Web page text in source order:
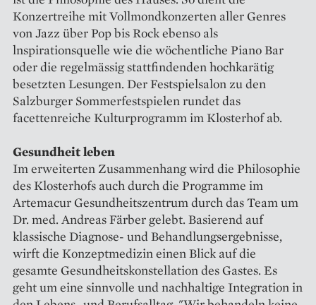
Konzertreihe mit Vollmondkonzerten aller Genres
von Jazz über Pop bis Rock ebenso als
lnspirationsquelle wie die wöchentliche Piano Bar
oder die regelmässig stattfindenden hochkarätig
besetzten Lesungen. Der Festspielsalon zu den
Salzburger Sommerfestspielen rundet das
facettenreiche Kulturprogramm im Klosterhof ab.
Gesundheit leben
Im erweiterten Zusammenhang wird die Philosophie
des Klosterhofs auch durch die Programme im
Artemacur Gesundheitszentrum durch das Team um
Dr. med. Andreas Färber gelebt. Basierend auf
klassische Diagnose- und Behandlungsergebnisse,
wirft die Konzeptmedizin einen Blick auf die
gesamte Gesundheitskonstellation des Gastes. Es
geht um eine sinnvolle und nachhaltige Integration in